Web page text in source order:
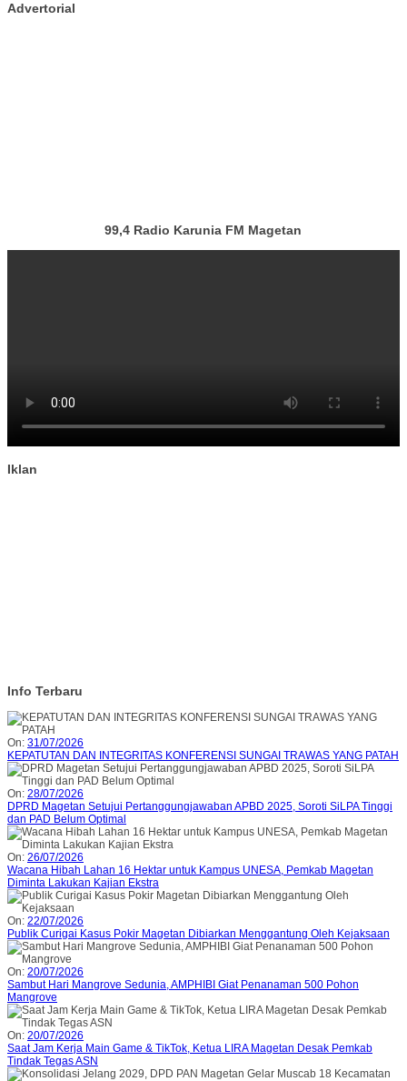
Advertorial
99,4 Radio Karunia FM Magetan
Iklan
Info Terbaru
On: 31/07/2026
KEPATUTAN DAN INTEGRITAS KONFERENSI SUNGAI TRAWAS YANG PATAH
On: 28/07/2026
DPRD Magetan Setujui Pertanggungjawaban APBD 2025, Soroti SiLPA Tinggi
dan PAD Belum Optimal
On: 26/07/2026
Wacana Hibah Lahan 16 Hektar untuk Kampus UNESA, Pemkab Magetan
Diminta Lakukan Kajian Ekstra
On: 22/07/2026
Publik Curigai Kasus Pokir Magetan Dibiarkan Menggantung Oleh Kejaksaan
On: 20/07/2026
Sambut Hari Mangrove Sedunia, AMPHIBI Giat Penanaman 500 Pohon
Mangrove
On: 20/07/2026
Saat Jam Kerja Main Game & TikTok, Ketua LIRA Magetan Desak Pemkab
Tindak Tegas ASN